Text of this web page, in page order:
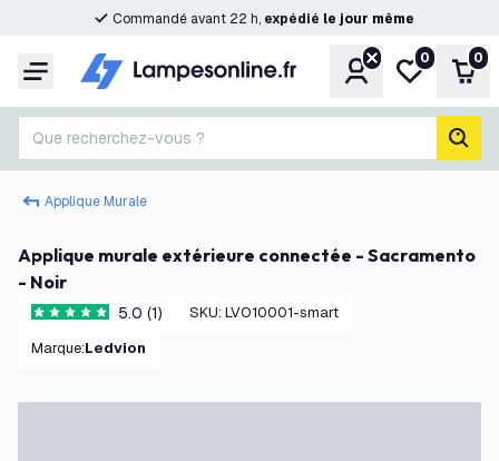
Commandé avant 22 h, expédié le jour même
Menu CompteMa liste de
0 0
Que recherchez-vous ?
Applique Murale
Applique murale extérieure connectée - Sacramento
- Noir
5 étoiles de notation
5.0 (1) SKU: LVO10001-smart
Marque: Ledvion